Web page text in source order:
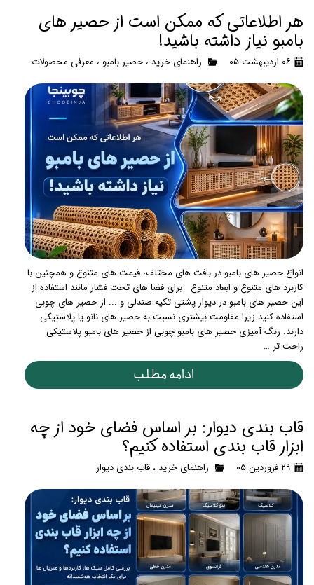
هر اطلاعاتی که ممکن است از حصیر های
بامبو نیاز داشته باشید!
۰۶ اردیبهشت ۰۵ راهنمای خرید ، حصیر بامبو ، معرفی محصولات
انواع حصیر های بامبو در بافت های مختلف، قیمت های متنوع و همچنین با
کاربرد های متنوع و ابعاد متنوع برای فضا های تحت فشار مانند استفاده از
این حصیر های بامبو در دیوار پشتی تکیه صندلی و ... از حصیر های چوبی
استفاده کنید زیرا مقاومت بیشتری نسبت به حصیر های نانو یا پلاستیکی
دارند. رنگ آمیزی حصیر های بامبو چوبی از حصیر های بامبو پلاستیکی
راحت تر …
ادامه مطلب
قاب بندی دیوار: بر اساس فضای خود از چه
ابزار قاب بندی استفاده کنیم؟
۲۹ فروردین ۰۵ راهنمای خرید ، قاب بندی دیوار